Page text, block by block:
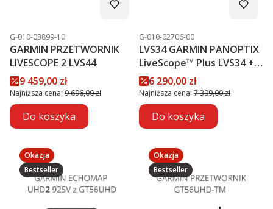
Kod produktu
G-010-03899-10
GARMIN PRZETWORNIK
LIVESCOPE 2 LVS44
Cena promocyjna
9 459,00 zł
Najniższa cena: 9 696,00 zł
Do koszyka
Kod produktu
G-010-02706-00
LVS34 GARMIN PANOPTIX
LiveScope™ Plus LVS34 +
MODUŁ GLS 10™
PROMOCJA
Cena promocyjna
6 290,00 zł
Najniższa cena: 7 399,00 zł
Do koszyka
Okazja
Bestseller
Okazja
Bestseller